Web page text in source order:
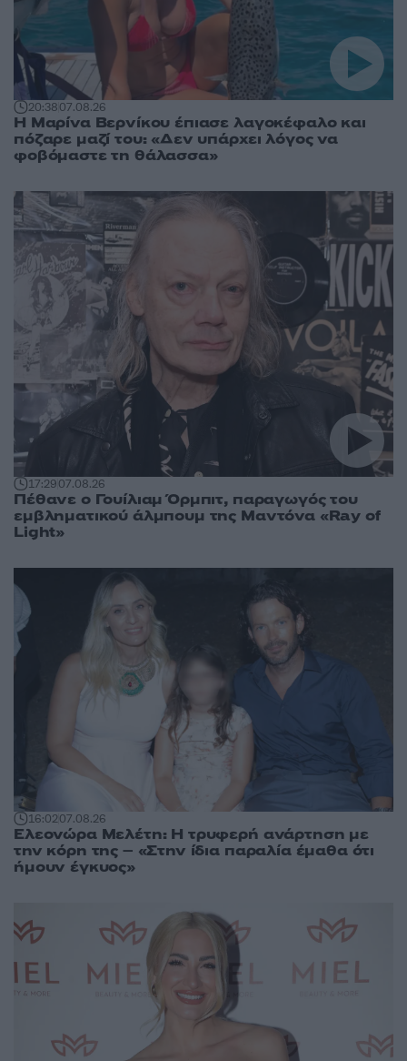
20:3807.08.26
Η Μαρίνα Βερνίκου έπιασε λαγοκέφαλο και
πόζαρε μαζί του: «Δεν υπάρχει λόγος να
φοβόμαστε τη θάλασσα»
17:2907.08.26
Πέθανε ο Γουίλιαμ Όρμπιτ, παραγωγός του
εμβληματικού άλμπουμ της Μαντόνα «Ray of
Light»
16:0207.08.26
Ελεονώρα Μελέτη: Η τρυφερή ανάρτηση με
την κόρη της – «Στην ίδια παραλία έμαθα ότι
ήμουν έγκυος»